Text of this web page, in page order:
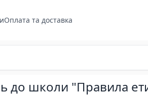
Оплата та доставка
до школи "Правила